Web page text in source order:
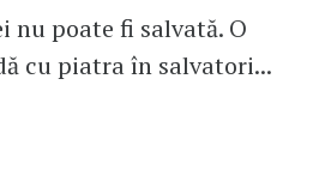
nu poate fi salvată. O
cu piatra în salvatori...